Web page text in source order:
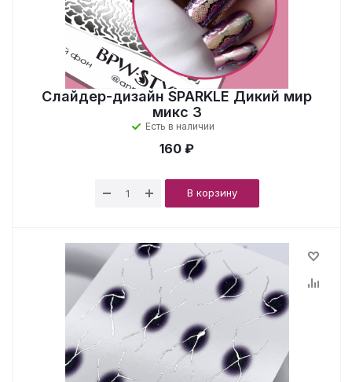
Слайдер-дизайн SPARKLE Дикий мир
микс 3
Есть в наличии
160 ₽
В корзину